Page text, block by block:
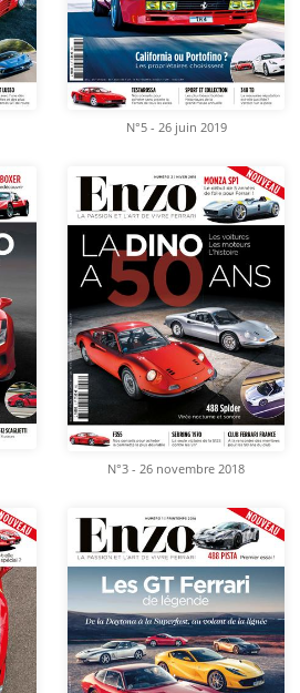
N°5 - 26 juin 2019
N°3 - 26 novembre 2018